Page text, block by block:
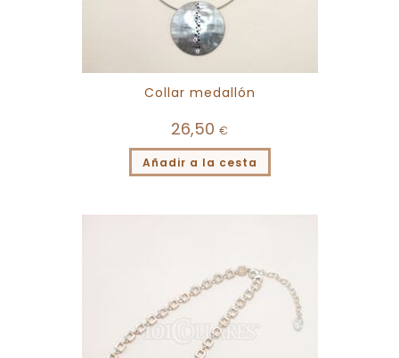
Collar medallón
26,50 €
Añadir a la cesta